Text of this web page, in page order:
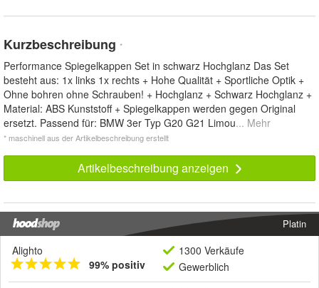
Kurzbeschreibung *
Performance Spiegelkappen Set in schwarz Hochglanz Das Set
besteht aus: 1x links 1x rechts + Hohe Qualität + Sportliche Optik +
Ohne bohren ohne Schrauben! + Hochglanz + Schwarz Hochglanz +
Material: ABS Kunststoff + Spiegelkappen werden gegen Original
ersetzt. Passend für: BMW 3er Typ G20 G21 Limou... Mehr
* maschinell aus der Artikelbeschreibung erstellt
Artikelbeschreibung anzeigen
Platin
Alighto
99% positiv
1300 Verkäufe
Gewerblich